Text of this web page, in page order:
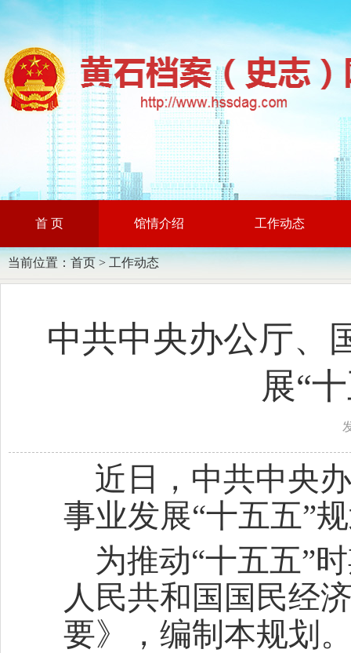
首 页 馆情介绍 工作动态
当前位置： 首页 > 工作动态
中共中央办公厅、
展“
近日，中共中央
事业发展“十五五”
为推动“十五五”
人民共和国国民经
要》，编制本规划